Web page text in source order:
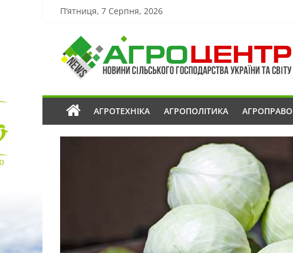
П’ятниця, 7 Серпня, 2026
АГРОТЕХНІКА АГРОПОЛІТИКА АГРОПРАВО